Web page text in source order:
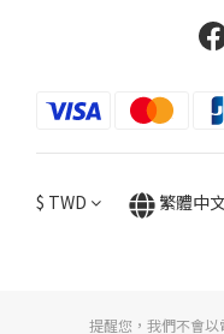
$ TWD 繁體中
提醒您，我們不會以